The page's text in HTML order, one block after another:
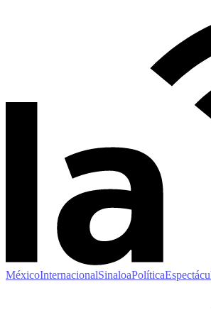
MéxicoInternacionalSinaloaPolítica